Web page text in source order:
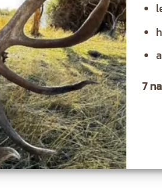
7